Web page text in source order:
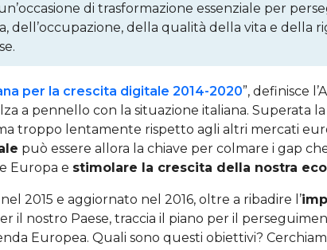
di trasformazione essenziale per
dell’occupazione, della qualità della vita e della
per la crescita digitale 2014-2020”, definisce
a pennello con la situazione italiana. Superata la
troppo lentamente rispetto agli altri mercati
può essere allora la chiave per colmare i gap
Europa e stimolare la crescita della nostra
2015 e aggiornato nel 2016, oltre a ribadire l’
il nostro Paese, traccia il piano per il
Europea. Quali sono questi obiettivi?